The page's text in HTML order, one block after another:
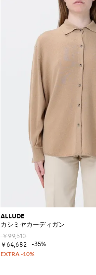
ALLUDE
カシミヤカーディガン
￥99,510
￥64,682
-35%